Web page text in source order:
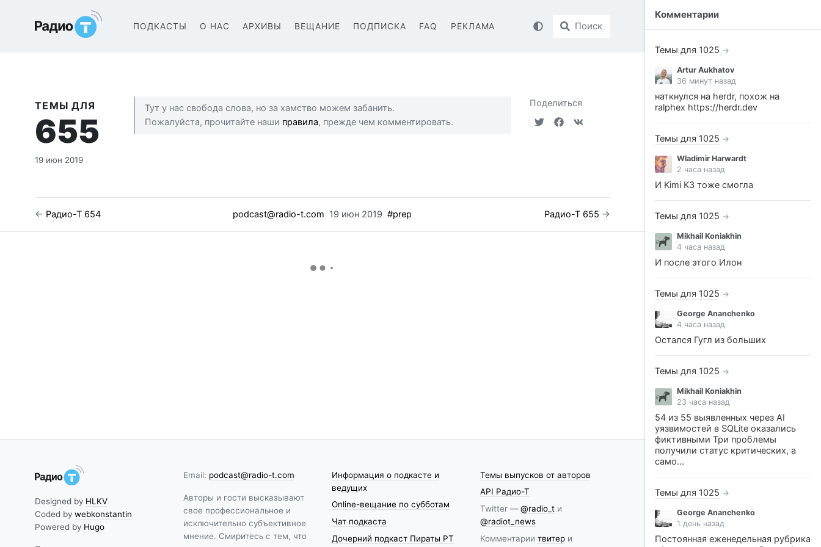
Радио-Т Подкаст Поиск
ПОДКАСТЫ О НАС АРХИВЫ ВЕЩАНИЕ ПОДПИСКА FAQ РЕКЛАМА
ТЕМЫ ДЛЯ
655
19 июн 2019
Тут у нас свобода слова, но за хамство можем забанить.
Пожалуйста, прочитайте наши правила, прежде чем комментировать.
Поделиться
← Радио-Т 654 Радио-Т 655 →
podcast@radio-t.com 19 июн 2019 #prep
Designed by HLKV
Coded bywebkonstantin
Powered by Hugo
Email: podcast@radio-t.com
Авторы и гости высказывают
свое профессиональное и
исключительно субъективное
мнение. Смиритесь с тем, что
Информация о подкасте и
ведущих
Online-вещание по субботам
Чат подкаста
Дочерний подкаст Пираты РТ
Темы выпусков от авторов
API Радио-Т
Twitter —@radio_tи
@radiot_news
Комментарии твитери
Комментарии
Темы для 1025 →
Artur Aukhatov
36 минут назад
наткнулся на herdr, похож на
ralphex https://herdr.dev
Темы для 1025 →
Wladimir Harwardt
2 часа назад
И Kimi K3 тоже смогла
Темы для 1025 →
Mikhail Koniakhin
4 часа назад
И после этого Илон
Темы для 1025 →
George Ananchenko
4 часа назад
Остался Гугл из больших
Темы для 1025 →
Mikhail Koniakhin
23 часа назад
54 из 55 выявленных через AI
уязвимостей в SQLite оказались
фиктивными Три проблемы
получили статус критических, а
само...
Темы для 1025 →
George Ananchenko
1 день назад
Постоянная еженедельная рубрика